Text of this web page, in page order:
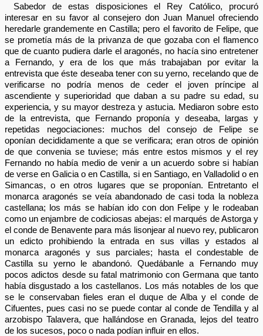
Sabedor de estas disposiciones el Rey Católico, procuró
interesar en su favor al consejero don Juan Manuel ofreciendo
heredarle grandemente en Castilla; pero el favorito de Felipe, que
se prometía más de la privanza de que gozaba con el flamenco
que de cuanto pudiera darle el aragonés, no hacía sino entretener
a Fernando, y era de los que más trabajaban por evitar la
entrevista que éste deseaba tener con su yerno, recelando que de
verificarse no podría menos de ceder el joven príncipe al
ascendiente y superioridad que daban a su padre su edad, su
experiencia, y su mayor destreza y astucia. Mediaron sobre esto
de la entrevista, que Fernando proponía y deseaba, largas y
repetidas negociaciones: muchos del consejo de Felipe se
oponían decididamente a que se verificara; eran otros de opinión
de que convenia se tuviese; más entre estos mismos y el rey
Fernando no había medio de venir a un acuerdo sobre si habían
de verse en Galicia o en Castilla, si en Santiago, en Valladolid o en
Simancas, o en otros lugares que se proponían. Entretanto el
monarca aragonés se veía abandonado de casi toda la nobleza
castellana; los más se habían ido con don Felipe y le rodeaban
como un enjambre de codiciosas abejas: el marqués de Astorga y
el conde de Benavente para más lisonjear al nuevo rey, publicaron
un edicto prohibiendo la entrada en sus villas y estados al
monarca aragonés y sus parciales; hasta el condestable de
Castilla su yerno le abandonó. Quedábanle a Fernando muy
pocos adictos desde su fatal matrimonio con Germana que tanto
había disgustado a los castellanos. Los más notables de los que
se le conservaban fieles eran el duque de Alba y el conde de
Cifuentes, pues casi no se puede contar al conde de Tendilla y al
arzobispo Talavera, que hallándose en Granada, lejos del teatro
de los sucesos, poco o nada podían influir en ellos.